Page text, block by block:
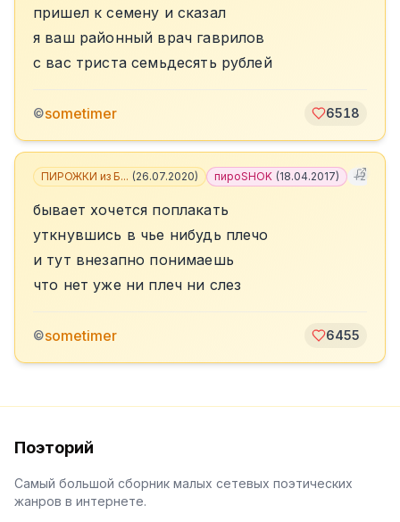
пришел к семену и сказал
я ваш районный врач гаврилов
с вас триста семьдесять рублей
©sometimer 6518
ПИРОЖКИ из Б... (26.07.2020) пироSHOK (18.04.2017) +2
бывает хочется поплакать
уткнувшись в чье нибудь плечо
и тут внезапно понимаешь
что нет уже ни плеч ни слез
©sometimer 6455
Поэторий
Самый большой сборник малых сетевых поэтических
жанров в интернете.